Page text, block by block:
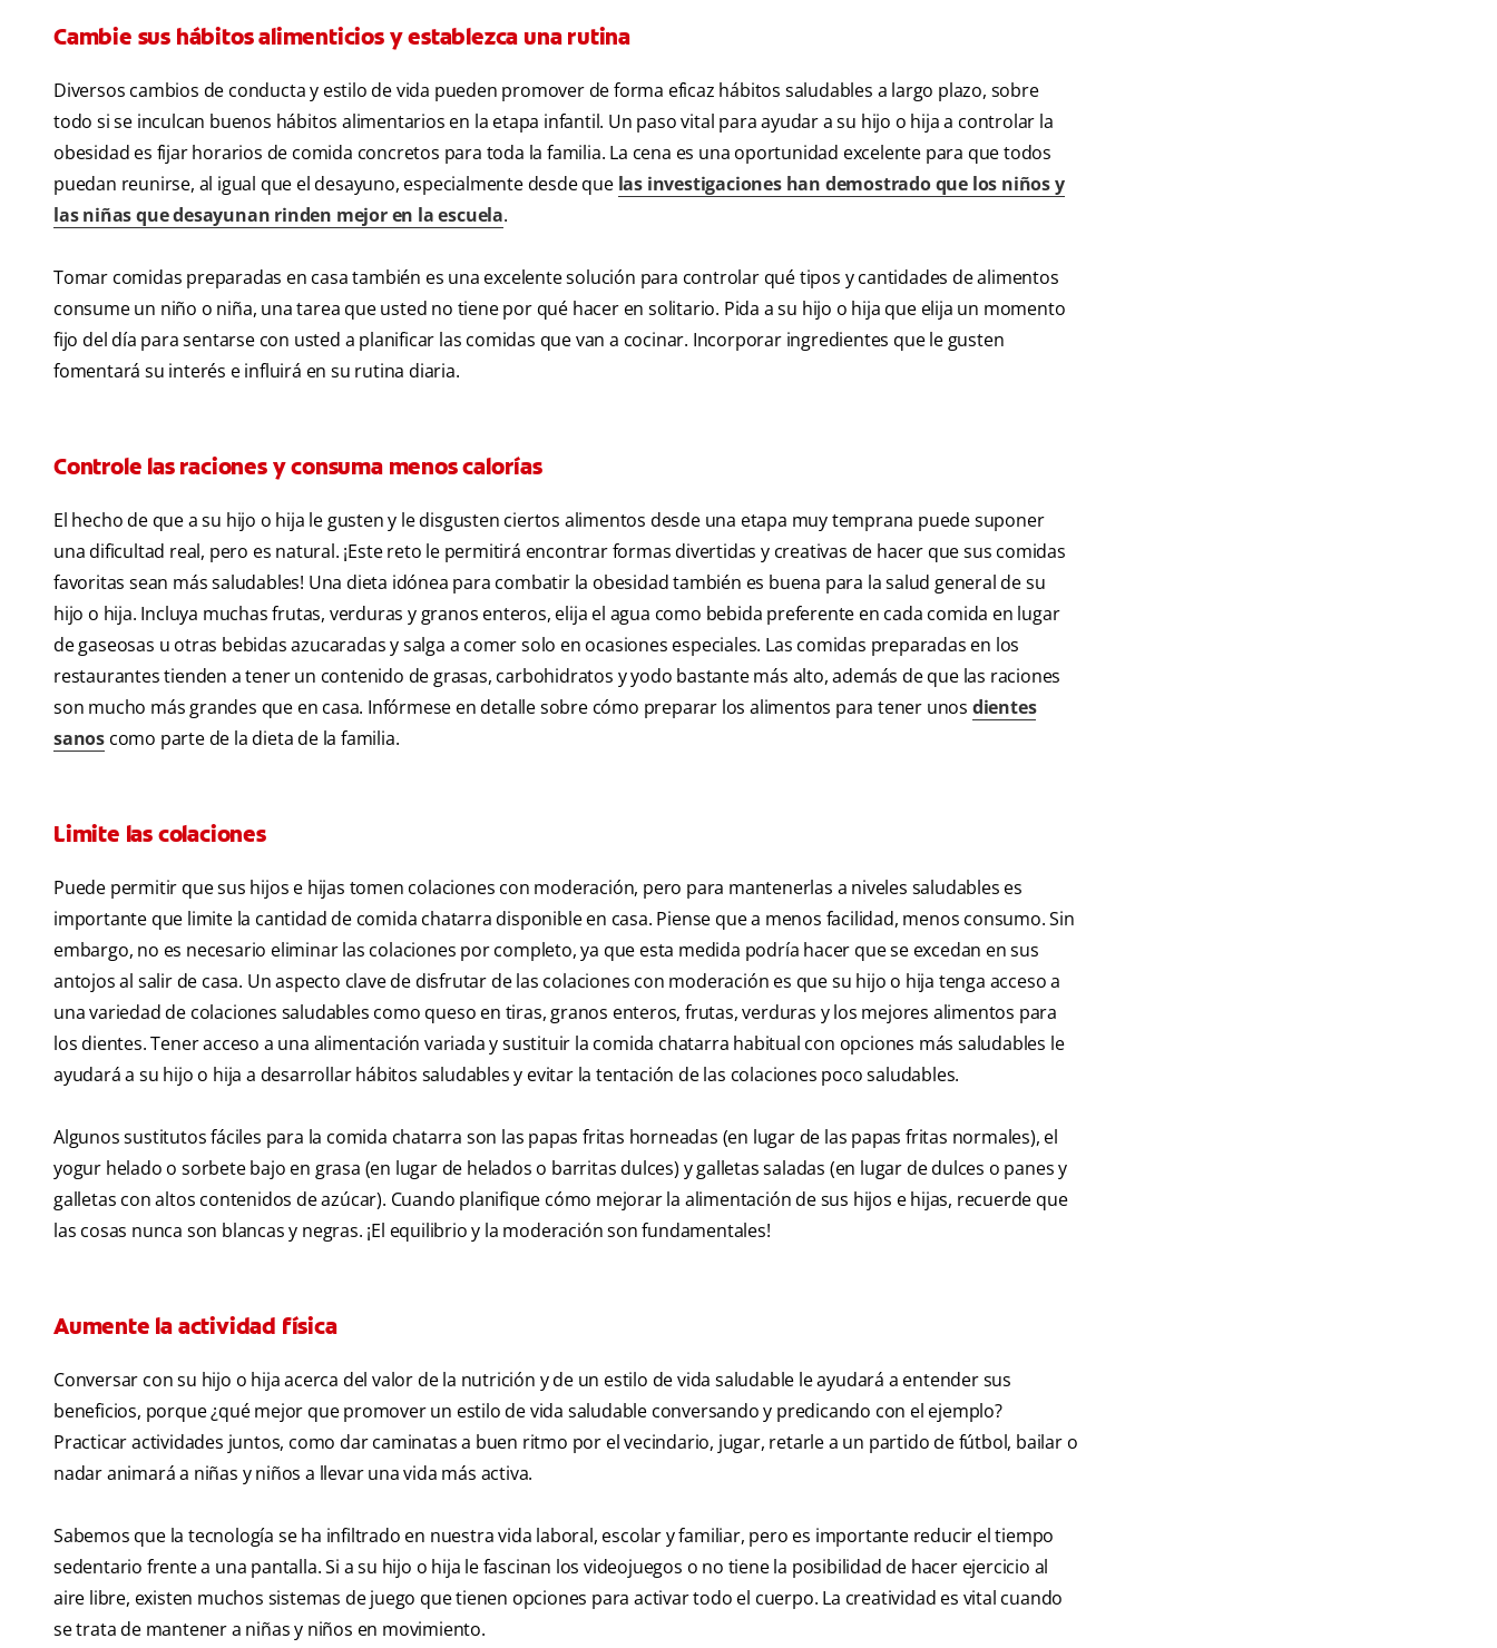
Cambie sus hábitos alimenticios y establezca una rutina
Diversos cambios de conducta y estilo de vida pueden promover de forma eficaz hábitos saludables a largo plazo, sobre
todo si se inculcan buenos hábitos alimentarios en la etapa infantil. Un paso vital para ayudar a su hijo o hija a controlar la
obesidad es fijar horarios de comida concretos para toda la familia. La cena es una oportunidad excelente para que todos
puedan reunirse, al igual que el desayuno, especialmente desde que las investigaciones han demostrado que los niños y
las niñas que desayunan rinden mejor en la escuela.
Tomar comidas preparadas en casa también es una excelente solución para controlar qué tipos y cantidades de alimentos
consume un niño o niña, una tarea que usted no tiene por qué hacer en solitario. Pida a su hijo o hija que elija un momento
fijo del día para sentarse con usted a planificar las comidas que van a cocinar. Incorporar ingredientes que le gusten
fomentará su interés e influirá en su rutina diaria.
Controle las raciones y consuma menos calorías
El hecho de que a su hijo o hija le gusten y le disgusten ciertos alimentos desde una etapa muy temprana puede suponer
una dificultad real, pero es natural. ¡Este reto le permitirá encontrar formas divertidas y creativas de hacer que sus comidas
favoritas sean más saludables! Una dieta idónea para combatir la obesidad también es buena para la salud general de su
hijo o hija. Incluya muchas frutas, verduras y granos enteros, elija el agua como bebida preferente en cada comida en lugar
de gaseosas u otras bebidas azucaradas y salga a comer solo en ocasiones especiales. Las comidas preparadas en los
restaurantes tienden a tener un contenido de grasas, carbohidratos y yodo bastante más alto, además de que las raciones
son mucho más grandes que en casa. Infórmese en detalle sobre cómo preparar los alimentos para tener unos dientes
sanos como parte de la dieta de la familia.
Limite las colaciones
Puede permitir que sus hijos e hijas tomen colaciones con moderación, pero para mantenerlas a niveles saludables es
importante que limite la cantidad de comida chatarra disponible en casa. Piense que a menos facilidad, menos consumo. Sin
embargo, no es necesario eliminar las colaciones por completo, ya que esta medida podría hacer que se excedan en sus
antojos al salir de casa. Un aspecto clave de disfrutar de las colaciones con moderación es que su hijo o hija tenga acceso a
una variedad de colaciones saludables como queso en tiras, granos enteros, frutas, verduras y los mejores alimentos para
los dientes. Tener acceso a una alimentación variada y sustituir la comida chatarra habitual con opciones más saludables le
ayudará a su hijo o hija a desarrollar hábitos saludables y evitar la tentación de las colaciones poco saludables.
Algunos sustitutos fáciles para la comida chatarra son las papas fritas horneadas (en lugar de las papas fritas normales), el
yogur helado o sorbete bajo en grasa (en lugar de helados o barritas dulces) y galletas saladas (en lugar de dulces o panes y
galletas con altos contenidos de azúcar). Cuando planifique cómo mejorar la alimentación de sus hijos e hijas, recuerde que
las cosas nunca son blancas y negras. ¡El equilibrio y la moderación son fundamentales!
Aumente la actividad física
Conversar con su hijo o hija acerca del valor de la nutrición y de un estilo de vida saludable le ayudará a entender sus
beneficios, porque ¿qué mejor que promover un estilo de vida saludable conversando y predicando con el ejemplo?
Practicar actividades juntos, como dar caminatas a buen ritmo por el vecindario, jugar, retarle a un partido de fútbol, bailar o
nadar animará a niñas y niños a llevar una vida más activa.
Sabemos que la tecnología se ha infiltrado en nuestra vida laboral, escolar y familiar, pero es importante reducir el tiempo
sedentario frente a una pantalla. Si a su hijo o hija le fascinan los videojuegos o no tiene la posibilidad de hacer ejercicio al
aire libre, existen muchos sistemas de juego que tienen opciones para activar todo el cuerpo. La creatividad es vital cuando
se trata de mantener a niñas y niños en movimiento.